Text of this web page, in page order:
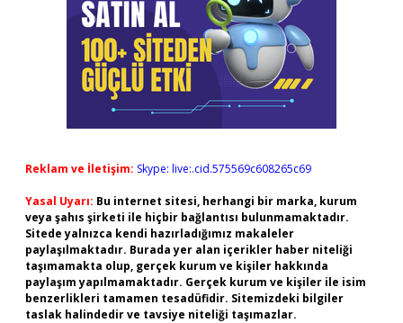
Reklam ve İletişim: Skype: live:.cid.575569c608265c69
Yasal Uyarı: Bu internet sitesi, herhangi bir marka, kurum
veya şahıs şirketi ile hiçbir bağlantısı bulunmamaktadır.
Sitede yalnızca kendi hazırladığımız makaleler
paylaşılmaktadır. Burada yer alan içerikler haber niteliği
taşımamakta olup, gerçek kurum ve kişiler hakkında
paylaşım yapılmamaktadır. Gerçek kurum ve kişiler ile isim
benzerlikleri tamamen tesadüfidir. Sitemizdeki bilgiler
taslak halindedir ve tavsiye niteliği taşımazlar.